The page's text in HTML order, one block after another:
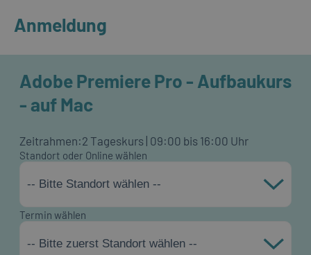
Anmeldung
Adobe Premiere Pro - Aufbaukurs
- auf Mac
Zeitrahmen:2 Tageskurs | 09:00 bis 16:00 Uhr
Standort oder Online wählen
-- Bitte Standort wählen --
Termin wählen
-- Bitte zuerst Standort wählen --